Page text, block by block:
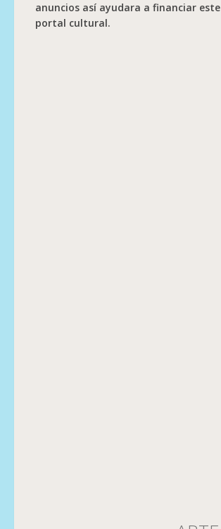
anuncios así ayudara a financiar este
portal cultural.